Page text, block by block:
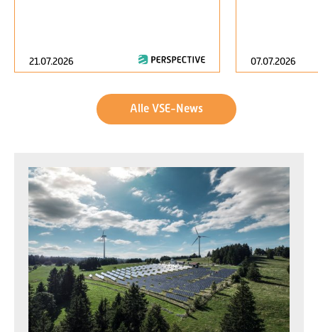
21.07.2026 07.07.2026
Alle VSE-News